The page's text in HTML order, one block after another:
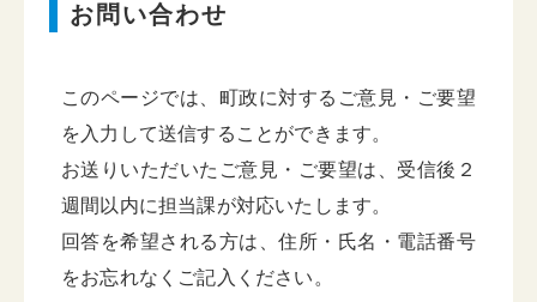
お問い合わせ
このページでは、町政に対するご意見・ご要望
を入力して送信することができます。
お送りいただいたご意見・ご要望は、受信後２
週間以内に担当課が対応いたします。
回答を希望される方は、住所・氏名・電話番号
をお忘れなくご記入ください。